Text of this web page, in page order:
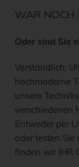
WAR NOCH
Oder sind Sie
Verständlich;
hochmoderne
unsere
verschiedenen
Entweder per
oder testen Sie
finden wir IHR